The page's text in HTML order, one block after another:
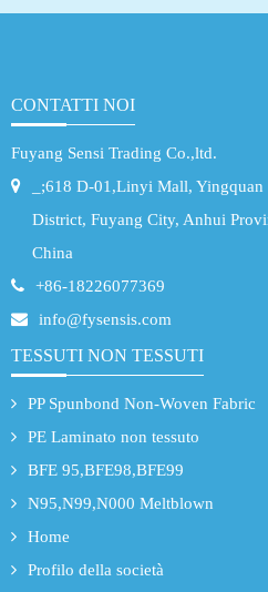
CONTATTI NOI
Fuyang Sensi Trading Co.,ltd.
_;618 D-01,Linyi Mall, Yingquan
District, Fuyang City, Anhui
China
+86-18226077369
info@fysensis.com
TESSUTI NON TESSUTI
PP Spunbond Non-Woven Fabric
PE Laminato non tessuto
BFE 95,BFE98,BFE99
N95,N99,N000 Meltblown
Home
Profilo della società